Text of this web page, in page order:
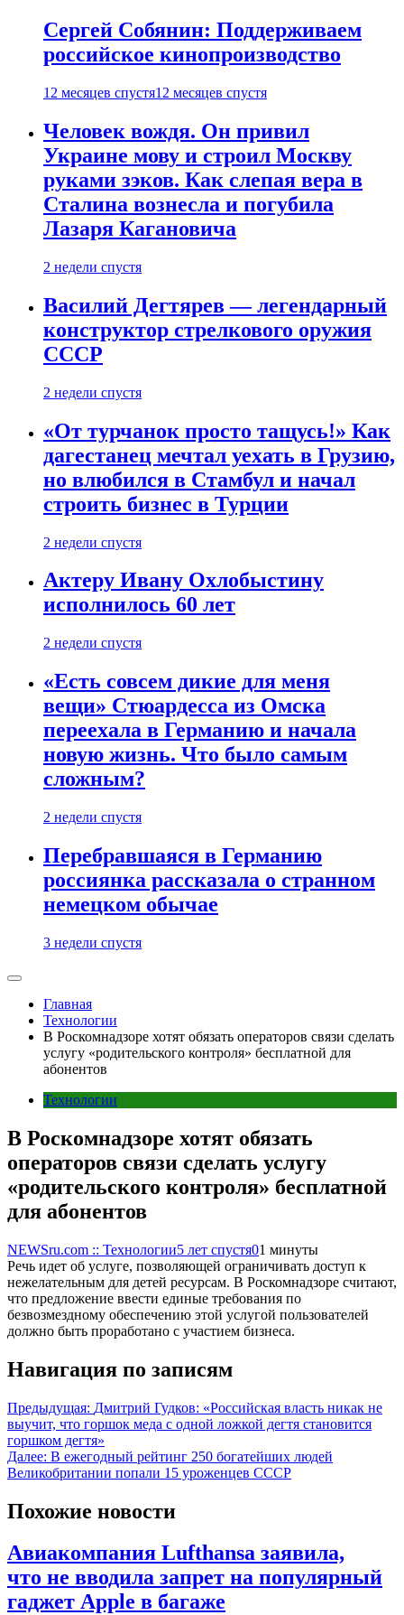
Сергей Собянин: Поддерживаем
российское кинопроизводство
12 месяцев спустя12 месяцев спустя
Человек вождя. Он привил
Украине мову и строил Москву
руками зэков. Как слепая вера в
Сталина вознесла и погубила
Лазаря Кагановича
2 недели спустя
Василий Дегтярев — легендарный
конструктор стрелкового оружия
СССР
2 недели спустя
«От турчанок просто тащусь!» Как
дагестанец мечтал уехать в Грузию,
но влюбился в Стамбул и начал
строить бизнес в Турции
2 недели спустя
Актеру Ивану Охлобыстину
исполнилось 60 лет
2 недели спустя
«Есть совсем дикие для меня
вещи» Стюардесса из Омска
переехала в Германию и начала
новую жизнь. Что было самым
сложным?
2 недели спустя
Перебравшаяся в Германию
россиянка рассказала о странном
немецком обычае
3 недели спустя
Главная
Технологии
В Роскомнадзоре хотят обязать операторов связи сделать
услугу «родительского контроля» бесплатной для
абонентов
Технологии
В Роскомнадзоре хотят обязать
операторов связи сделать услугу
«родительского контроля» бесплатной
для абонентов
NEWSru.com :: Технологии5 лет спустя01 минуты
Речь идет об услуге, позволяющей ограничивать доступ к
нежелательным для детей ресурсам. В Роскомнадзоре считают,
что предложение ввести единые требования по
безвозмездному обеспечению этой услугой пользователей
должно быть проработано с участием бизнеса.
Навигация по записям
Предыдущая: Дмитрий Гудков: «Российская власть никак не
выучит, что горшок меда с одной ложкой дегтя становится
горшком дегтя»
Далее: В ежегодный рейтинг 250 богатейших людей
Великобритании попали 15 уроженцев СССР
Похожие новости
Авиакомпания Lufthansa заявила,
что не вводила запрет на популярный
гаджет Apple в багаже